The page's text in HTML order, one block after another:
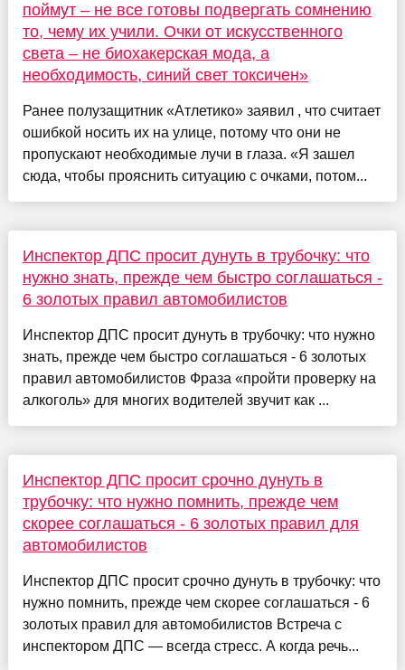
поймут – не все готовы подвергать сомнению
то, чему их учили. Очки от искусственного
света – не биохакерская мода, а
необходимость, синий свет токсичен»
Ранее полузащитник «Атлетико» заявил , что считает
ошибкой носить их на улице, потому что они не
пропускают необходимые лучи в глаза. «Я зашел
сюда, чтобы прояснить ситуацию с очками, потом...
Инспектор ДПС просит дунуть в трубочку: что
нужно знать, прежде чем быстро соглашаться -
6 золотых правил автомобилистов
Инспектор ДПС просит дунуть в трубочку: что нужно
знать, прежде чем быстро соглашаться - 6 золотых
правил автомобилистов Фраза «пройти проверку на
алкоголь» для многих водителей звучит как ...
Инспектор ДПС просит срочно дунуть в
трубочку: что нужно помнить, прежде чем
скорее соглашаться - 6 золотых правил для
автомобилистов
Инспектор ДПС просит срочно дунуть в трубочку: что
нужно помнить, прежде чем скорее соглашаться - 6
золотых правил для автомобилистов Встреча с
инспектором ДПС — всегда стресс. А когда речь...